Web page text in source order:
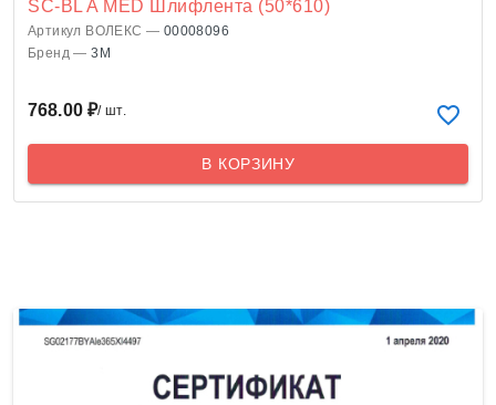
SC-BL A MED Шлифлента (50*610)
Артикул ВОЛЕКС — 00008096
Бренд —3M
768.00 ₽/ шт.
В КОРЗИНУ